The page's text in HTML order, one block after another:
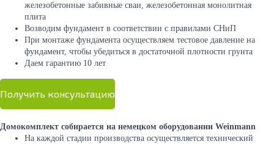
железобетонные забивные сваи, железобетонная монолитная
плита
Возводим фундамент в соответствии с правилами СНиП
При монтаже фундамента осуществляем тестовое давление на
фундамент, чтобы убедиться в достаточной плотности грунта
Даем гарантию 10 лет
Получить консультацию
Домокомплект собирается на немецком оборудовании Weinmann
На каждой стадии производства осуществляется технический